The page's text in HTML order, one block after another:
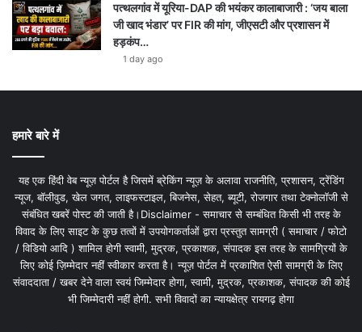
पत्थलगांव में यूरिया-DAP की भयंकर कालाबाजारी : ‘जय बाला
जी खाद भंडार’ पर FIR की मांग, जीएसटी और प्रशासन में
हड़कंप…
1 day ago
हमारे बारे में
यह एक हिंदी वेब न्यूज़ पोर्टल है जिसमें ब्रेकिंग न्यूज़ के अलावा राजनीति, प्रशासन, ट्रेंडिंग
न्यूज, बॉलीवुड, खेल जगत, लाइफस्टाइल, बिजनेस, सेहत, ब्यूटी, रोजगार तथा टेक्नोलॉजी से
संबंधित खबरें पोस्ट की जाती है।Disclaimer - समाचार से सम्बंधित किसी भी तरह के
विवाद के लिए साइट के कुछ तत्वों में उपयोगकर्ताओं द्वारा प्रस्तुत सामग्री ( समाचार / फोटो
/ विडियो आदि ) शामिल होगी स्वामी, मुद्रक, प्रकाशक, संपादक इस तरह के सामग्रियों के
लिए कोई ज़िम्मेदार नहीं स्वीकार करता है। न्यूज़ पोर्टल में प्रकाशित ऐसी सामग्री के लिए
संवाददाता / खबर देने वाला स्वयं जिम्मेदार होगा, स्वामी, मुद्रक, प्रकाशक, संपादक की कोई
भी जिम्मेदारी नहीं होगी. सभी विवादों का न्यायक्षेत्र रायगढ़ होगा